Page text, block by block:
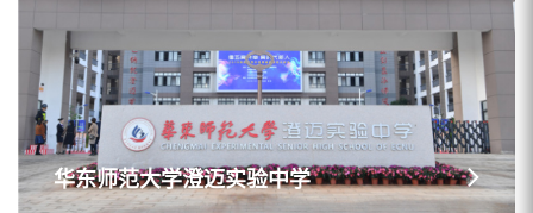
华东师范大学澄迈实验中学